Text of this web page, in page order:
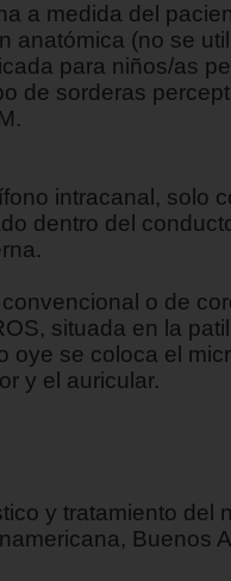
a medida del
anatómica (no se
para niños/as
de sorderas
intracanal, solo
dentro del
o de
situada en la
oye se coloca el
y el auricular.
y tratamiento del
Buenos